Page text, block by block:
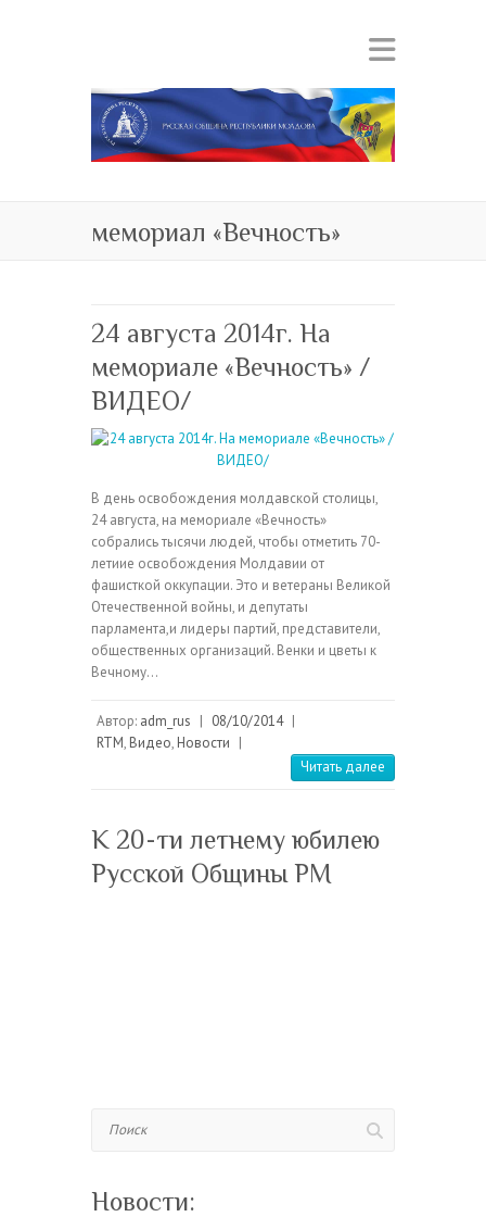
мемориал «Вечность»
24 августа 2014г. На
мемориале «Вечность» /
ВИДЕО/
В день освобождения молдавской столицы,
24 августа, на мемориале «Вечность»
собрались тысячи людей, чтобы отметить 70-
летиие освобождения Молдавии от
фашисткой оккупации. Это и ветераны Великой
Отечественной войны, и депутаты
парламента,и лидеры партий, представители,
общественных организаций. Венки и цветы к
Вечному…
Автор: adm_rus | 08/10/2014 |
RTM, Видео, Новости |
Читать далее
К 20-ти летнему юбилею
Русской Общины РМ
Новости: